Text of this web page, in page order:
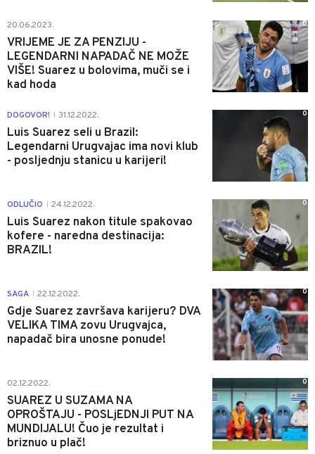
20.06.2023.
VRIJEME JE ZA PENZIJU -
LEGENDARNI NAPADAČ NE MOŽE
VIŠE! Suarez u bolovima, muči se i
kad hoda
0
DOGOVOR! 31.12.2022.
Luis Suarez seli u Brazil:
Legendarni Urugvajac ima novi klub
- posljednju stanicu u karijeri!
0
ODLUČIO 24.12.2022.
Luis Suarez nakon titule spakovao
kofere - naredna destinacija:
BRAZIL!
0
SAGA 22.12.2022.
Gdje Suarez završava karijeru? DVA
VELIKA TIMA zovu Urugvajca,
napadač bira unosne ponude!
0
02.12.2022.
SUAREZ U SUZAMA NA
OPROŠTAJU - POSLjEDNJI PUT NA
MUNDIJALU! Čuo je rezultat i
briznuo u plač!
0